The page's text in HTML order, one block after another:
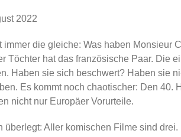
2022
immer die gleiche: Was haben
Töchter hat das französische Paar. Die
Haben sie sich beschwert? Haben sie
Es kommt noch chaotischer: Den
nicht nur Europäer Vorurteile.
Aller komischen Filme sind drei.